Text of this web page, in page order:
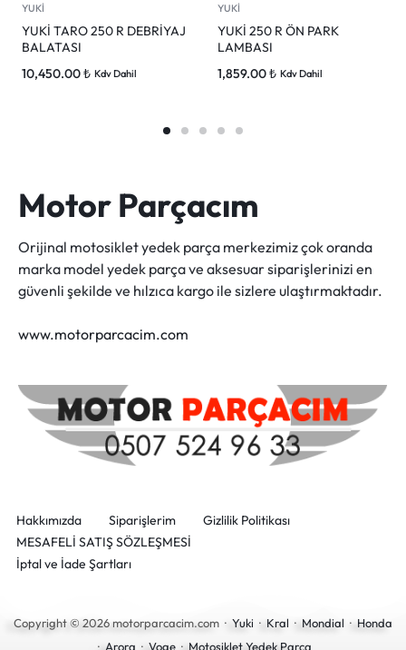
YUKİ
YUKİ TARO 250 R DEBRİYAJ
BALATASI
10,450.00₺ Kdv Dahil
YUKİ
YUKİ 250 R ÖN PARK
LAMBASI
1,859.00₺ Kdv Dahil
Motor Parçacım
Orijinal motosiklet yedek parça merkezimiz çok oranda
marka model yedek parça ve aksesuar siparişlerinizi en
güvenli şekilde ve hılzıca kargo ile sizlere ulaştırmaktadır.
www.motorparcacim.com
Hakkımızda Siparişlerim
Gizlilik Politikası
MESAFELİ SATIŞ SÖZLEŞMESİ
İptal ve İade Şartları
Copyright © 2026 motorparcacim.com · Yuki · Kral · Mondial · Honda
· Arora · Voge· Motosiklet Yedek Parça